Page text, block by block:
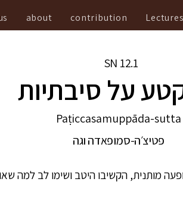
Lectures
contribution
about
12.1
SN
על סיבתיות
Paṭiccasamuppāda-sutta
פטיצ׳ה-סמופאדה וגה
מותנית, הקשיבו היטב ושימו לב למה